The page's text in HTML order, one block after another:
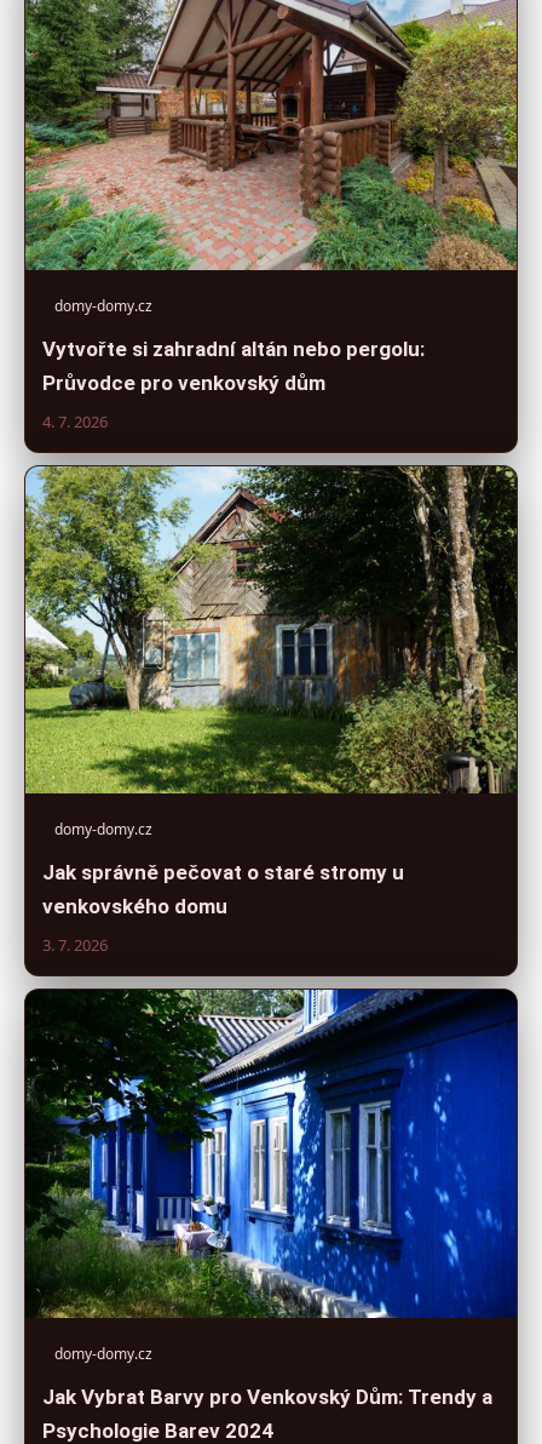
domy-domy.cz
Vytvořte si zahradní altán nebo pergolu:
Průvodce pro venkovský dům
4. 7. 2026
domy-domy.cz
Jak správně pečovat o staré stromy u
venkovského domu
3. 7. 2026
domy-domy.cz
Jak Vybrat Barvy pro Venkovský Dům: Trendy a
Psychologie Barev 2024